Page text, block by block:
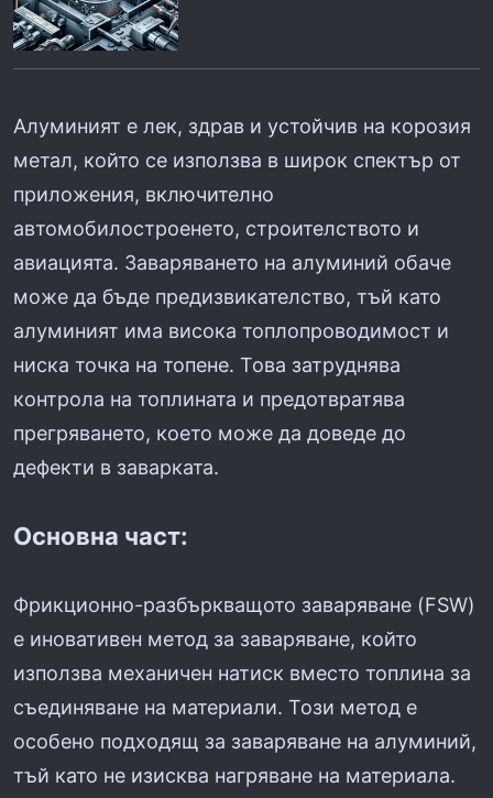
Алуминият е лек, здрав и устойчив на корозия
метал, който се използва в широк спектър от
приложения, включително
автомобилостроенето, строителството и
авиацията. Заваряването на алуминий обаче
може да бъде предизвикателство, тъй като
алуминият има висока топлопроводимост и
ниска точка на топене. Това затруднява
контрола на топлината и предотвратява
прегряването, което може да доведе до
дефекти в заварката.
Основна част:
Фрикционно-разбъркващото заваряване (FSW)
е иновативен метод за заваряване, който
използва механичен натиск вместо топлина за
съединяване на материали. Този метод е
особено подходящ за заваряване на алуминий,
тъй като не изисква нагряване на материала.